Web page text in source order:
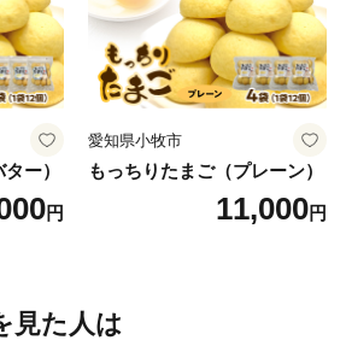
ー）
円
愛知県小牧市
もっちりたまご（プレーン）
11,000円
見た人は